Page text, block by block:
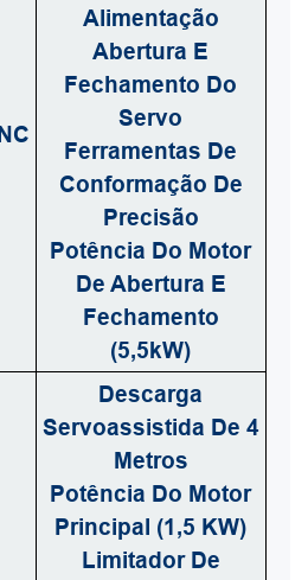
Alimentação
Abertura E
Fechamento Do
Servo
Ferramentas De
Conformação De
Precisão
Potência Do Motor
De Abertura E
Fechamento
(5,5kW)
Descarga
Servoassistida De 4
Metros
Potência Do Motor
Principal (1,5 KW)
Limitador De